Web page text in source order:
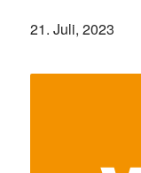
21. Juli, 2023